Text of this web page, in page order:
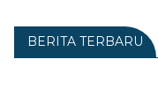
BERITA TERBARU